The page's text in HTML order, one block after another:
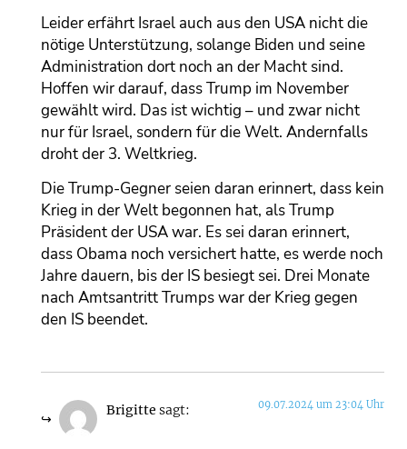
Leider erfährt Israel auch aus den USA nicht die
nötige Unterstützung, solange Biden und seine
Administration dort noch an der Macht sind.
Hoffen wir darauf, dass Trump im November
gewählt wird. Das ist wichtig – und zwar nicht
nur für Israel, sondern für die Welt. Andernfalls
droht der 3. Weltkrieg.
Die Trump-Gegner seien daran erinnert, dass kein
Krieg in der Welt begonnen hat, als Trump
Präsident der USA war. Es sei daran erinnert,
dass Obama noch versichert hatte, es werde noch
Jahre dauern, bis der IS besiegt sei. Drei Monate
nach Amtsantritt Trumps war der Krieg gegen
den IS beendet.
Brigitte sagt: 09.07.2024 um 23:04 Uhr